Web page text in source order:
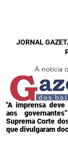
JORNAL
A notícia
"A imprensa deve
aos
Suprema Corte
que divulgaram